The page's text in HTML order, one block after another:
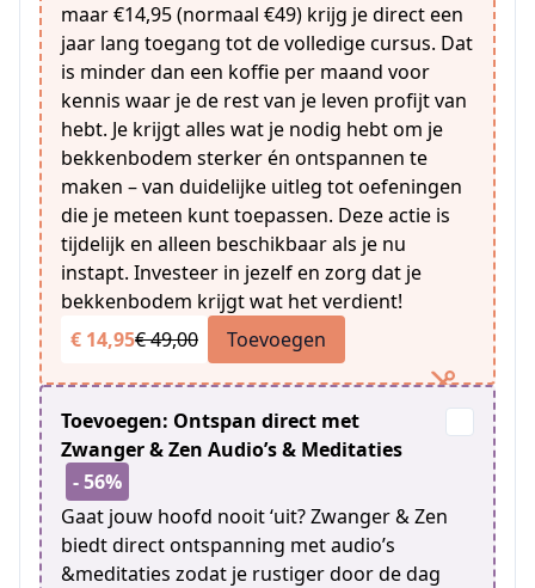
maar €14,95 (normaal €49) krijg je direct een
jaar lang toegang tot de volledige cursus. Dat
is minder dan een koffie per maand voor
kennis waar je de rest van je leven profijt van
hebt. Je krijgt alles wat je nodig hebt om je
bekkenbodem sterker én ontspannen te
maken – van duidelijke uitleg tot oefeningen
die je meteen kunt toepassen. Deze actie is
tijdelijk en alleen beschikbaar als je nu
instapt. Investeer in jezelf en zorg dat je
bekkenbodem krijgt wat het verdient!
€ 14,95€ 49,00 Toevoegen
Toevoegen: Ontspan direct met
Zwanger & Zen Audio’s & Meditaties
- 56%
Gaat jouw hoofd nooit ‘uit? Zwanger & Zen
biedt direct ontspanning met audio’s
&meditaties zodat je rustiger door de dag